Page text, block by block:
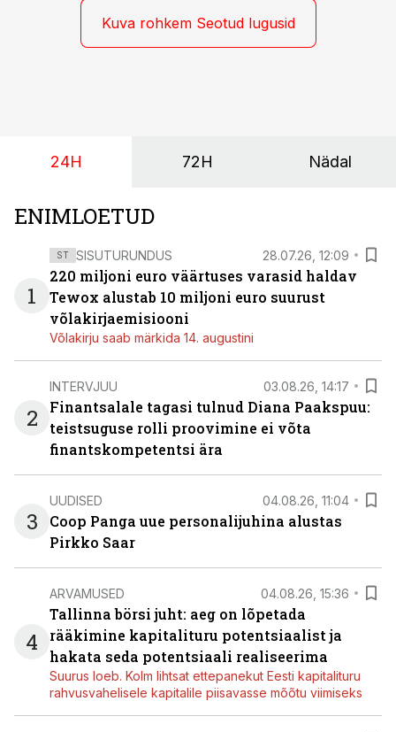
(intressi), võlakirjade märkimine kestab kuni 14.
Kuva rohkem Seotud lugusid
24H 72H Nädal
ENIMLOETUD
1
ST SISUTURUNDUS 28.07.26, 12:09
220 miljoni euro väärtuses varasid haldav
Tewox alustab 10 miljoni euro suurust
võlakirjaemisiooni
Võlakirju saab märkida 14. augustini
2
INTERVJUU 03.08.26, 14:17
Finantsalale tagasi tulnud Diana Paakspuu:
teistsuguse rolli proovimine ei võta
finantskompetentsi ära
3
UUDISED 04.08.26, 11:04
Coop Panga uue personalijuhina alustas
Pirkko Saar
4
ARVAMUSED 04.08.26, 15:36
Tallinna börsi juht: aeg on lõpetada
rääkimine kapitalituru potentsiaalist ja
hakata seda potentsiaali realiseerima
Suurus loeb. Kolm lihtsat ettepanekut Eesti kapitalituru
rahvusvahelisele kapitalile piisavasse mõõtu viimiseks